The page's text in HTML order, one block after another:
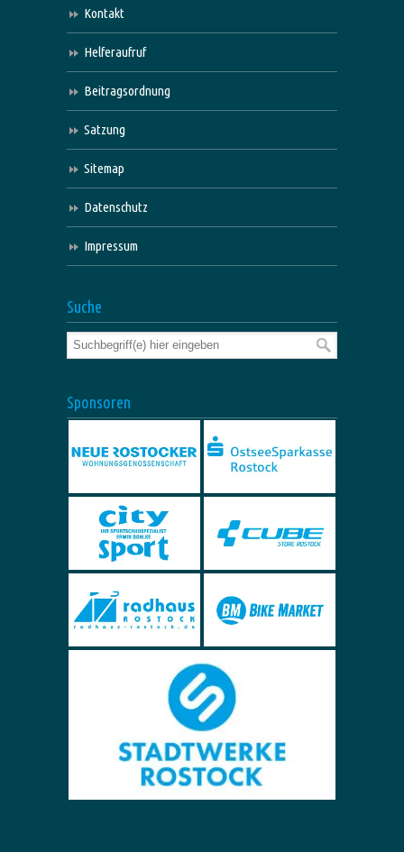
Kontakt
Helferaufruf
Beitragsordnung
Satzung
Sitemap
Datenschutz
Impressum
Suche
Sponsoren